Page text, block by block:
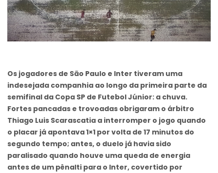
Os jogadores de São Paulo e Inter tiveram uma
indesejada companhia ao longo da primeira parte da
semifinal da Copa SP de Futebol Júnior: a chuva.
Fortes pancadas e trovoadas obrigaram o árbitro
Thiago Luis Scarascatia a interromper o jogo quando
o placar já apontava 1×1 por volta de 17 minutos do
segundo tempo; antes, o duelo já havia sido
paralisado quando houve uma queda de energia
antes de um pênalti para o Inter, covertido por